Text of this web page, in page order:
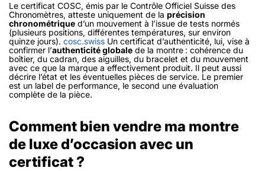
Le certificat COSC, émis par le Contrôle Officiel Suisse des
Chronomètres, atteste uniquement de la précision
chronométrique d’un mouvement à l’issue de tests normés
(plusieurs positions, différentes températures, sur environ
quinze jours). cosc.swiss Un certificat d’authenticité, lui, vise à
confirmer l’authenticité globale de la montre : cohérence du
boîtier, du cadran, des aiguilles, du bracelet et du mouvement
avec ce que la marque a effectivement produit. Il peut aussi
décrire l’état et les éventuelles pièces de service. Le premier
est un label de performance, le second une évaluation
complète de la pièce.
Comment bien vendre ma montre
de luxe d’occasion avec un
certificat ?